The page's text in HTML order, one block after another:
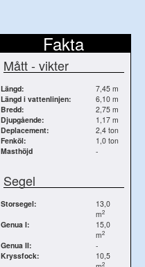
Fakta
Mått - vikter
Längd:
7,45 m
Längd i vattenlinjen:
6,10 m
Bredd:
2,75 m
Djupgående:
1,17 m
Deplacement:
2,4 ton
Fenköl:
1,0 ton
Masthöjd
-
Segel
Storsegel:
13,0
m2
Genua I:
15,0
m2
Genua II:
-
Kryssfock:
10,5
2